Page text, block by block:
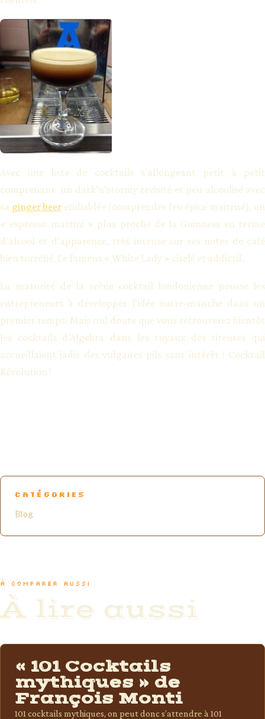
Avec une liste de cocktails s’allongeant petit à petit
comprenant un dark’n’stormy revisité et peu alcoolisé avec
sa ginger beer endiablée (comprendre feu épicé maitrisé), un
« espresso martini » plus proche de la Guinness en terme
d’alcool et d’apparence, très intense sur ses notes de café
bien torréfié. Le fameux « White Lady » ciselé et addictif.
La maturité de la scène cocktail londonienne pousse les
entrepreneurs à développer l’idée outre-manche dans un
premier temps. Mais nul doute que vous retrouverez bientôt
les cocktails d’Algebra dans les tuyaux des tireuses qui
accueillaient jadis des vulgaires pils sans intérêt ! Cocktail
Révolution !
CATÉGORIES
Blog
À COMPARER AUSSI
À lire aussi
« 101 Cocktails
mythiques » de
François Monti
101 cocktails mythiques, on peut donc s’attendre à 101